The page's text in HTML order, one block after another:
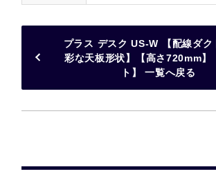
プラス デスク US-W 【配線ダク
彩な天板形状】【高さ720mm】
ト】 一覧へ戻る